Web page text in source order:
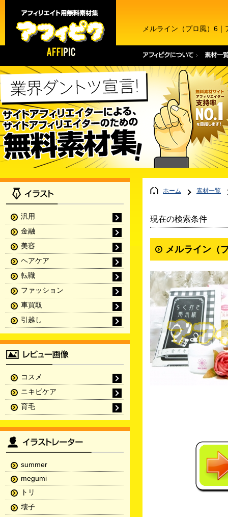
メルライン（プロ風）6
ホーム 素材一覧
現在の検索条件
メルライン（
汎用
金融
美容
ヘアケア
転職
ファッション
車買取
引越し
コスメ
ニキビケア
育毛
summer
megumi
トリ
壊子